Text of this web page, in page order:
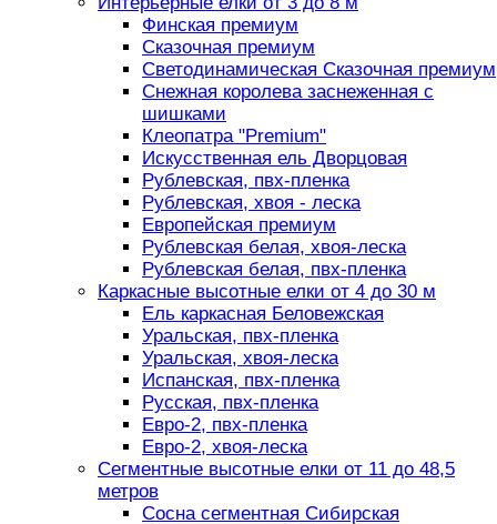
Финская премиум
Сказочная премиум
Светодинамическая Сказочная премиум
Снежная королева заснеженная с
шишками
Клеопатра "Premium"
Искусственная ель Дворцовая
Рублевская, пвх-пленка
Рублевская, хвоя - леска
Европейская премиум
Рублевская белая, хвоя-леска
Рублевская белая, пвх-пленка
Каркасные высотные елки от 4 до 30 м
Ель каркасная Беловежская
Уральская, пвх-пленка
Уральская, хвоя-леска
Испанская, пвх-пленка
Русская, пвх-пленка
Евро-2, пвх-пленка
Евро-2, хвоя-леска
Сегментные высотные елки от 11 до 48,5
метров
Сосна сегментная Сибирская